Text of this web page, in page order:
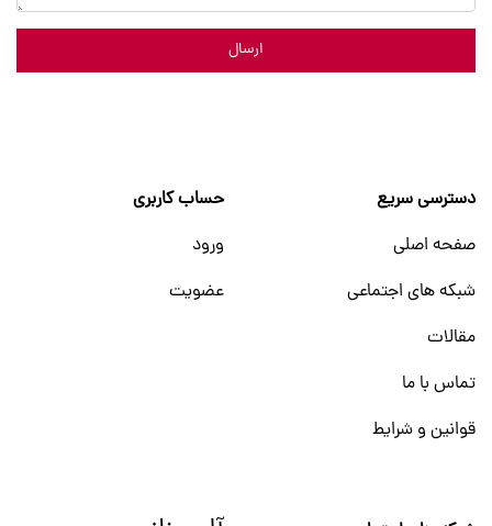
ارسال
دسترسی سریع
صفحه اصلی
شبکه های اجتماعی
مقالات
تماس با ما
قوانین و شرایط
حساب کاربری
ورود
عضویت